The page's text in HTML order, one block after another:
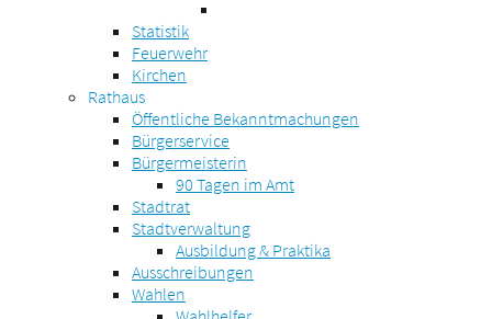
Statistik
Feuerwehr
Kirchen
Rathaus
Öffentliche Bekanntmachungen
Bürgerservice
Bürgermeisterin
90 Tagen im Amt
Stadtrat
Stadtverwaltung
Ausbildung & Praktika
Ausschreibungen
Wahlen